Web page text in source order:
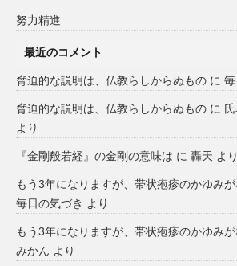
努力精進
最近のコメント
脅迫的な説明は、仏教らしからぬもの に
脅迫的な説明は、仏教らしからぬもの に
より
『金剛般若経』の金剛の意味は に 轟天 より
もう3年になりますが、帯状疱疹のかゆみ
毎日の気づき より
もう3年になりますが、帯状疱疹のかゆみ
みかん より